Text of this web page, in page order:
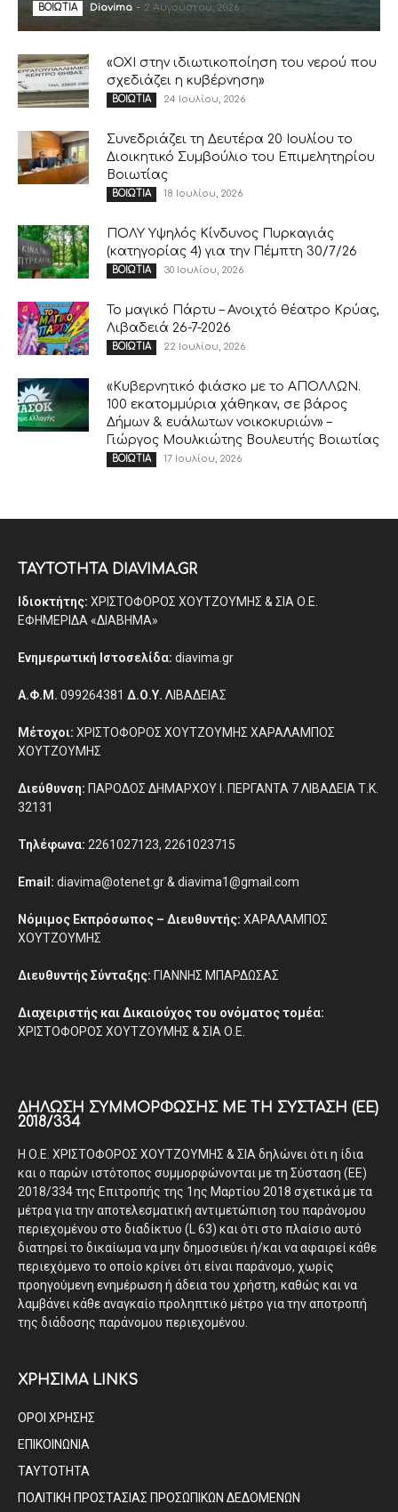
ΒΟΙΩΤΙΑ Diavima - 2 Αυγούστου, 2026
«ΟΧΙ στην ιδιωτικοποίηση του νερού που
σχεδιάζει η κυβέρνηση»
ΒΟΙΩΤΙΑ 24 Ιουλίου, 2026
Συνεδριάζει τη Δευτέρα 20 Ιουλίου το
Διοικητικό Συμβούλιο του Επιμελητηρίου
Βοιωτίας
ΒΟΙΩΤΙΑ 18 Ιουλίου, 2026
ΠΟΛΥ Υψηλός Κίνδυνος Πυρκαγιάς
(κατηγορίας 4) για την Πέμπτη 30/7/26
ΒΟΙΩΤΙΑ 30 Ιουλίου, 2026
Το μαγικό Πάρτυ – Ανοιχτό θέατρο Κρύας,
Λιβαδειά 26-7-2026
ΒΟΙΩΤΙΑ 22 Ιουλίου, 2026
«Κυβερνητικό φιάσκο με το ΑΠΟΛΛΩΝ.
100 εκατομμύρια χάθηκαν, σε βάρος
Δήμων & ευάλωτων νοικοκυριών» –
Γιώργος Μουλκιώτης Βουλευτής Βοιωτίας
ΒΟΙΩΤΙΑ 17 Ιουλίου, 2026
ΤΑΥΤΟΤΗΤΑ DIAVIMA.GR
Ιδιοκτήτης: ΧΡΙΣΤΟΦΟΡΟΣ ΧΟΥΤΖΟΥΜΗΣ & ΣΙΑ Ο.Ε.
ΕΦΗΜΕΡΙΔΑ «ΔΙΑΒΗΜΑ»
Ενημερωτική Ιστοσελίδα: diavima.gr
Α.Φ.Μ. 099264381 Δ.Ο.Υ. ΛΙΒΑΔΕΙΑΣ
Μέτοχοι: ΧΡΙΣΤΟΦΟΡΟΣ ΧΟΥΤΖΟΥΜΗΣ ΧΑΡΑΛΑΜΠΟΣ
ΧΟΥΤΖΟΥΜΗΣ
Διεύθυνση: ΠΑΡΟΔΟΣ ΔΗΜΑΡΧΟΥ Ι. ΠΕΡΓΑΝΤΑ 7 ΛΙΒΑΔΕΙΑ Τ.Κ.
32131
Τηλέφωνα: 2261027123, 2261023715
Email: diavima@otenet.gr & diavima1@gmail.com
Νόμιμος Εκπρόσωπος – Διευθυντής: ΧΑΡΑΛΑΜΠΟΣ
ΧΟΥΤΖΟΥΜΗΣ
Διευθυντής Σύνταξης: ΓΙΑΝΝΗΣ ΜΠΑΡΔΩΣΑΣ
Διαχειριστής και Δικαιούχος του ονόματος τομέα:
ΧΡΙΣΤΟΦΟΡΟΣ ΧΟΥΤΖΟΥΜΗΣ & ΣΙΑ Ο.Ε.
ΔΉΛΩΣΗ ΣΥΜΜΌΡΦΩΣΗΣ ΜΕ ΤΗ ΣΎΣΤΑΣΗ (ΕΕ)
2018/334
Η Ο.Ε. ΧΡΙΣΤΟΦΟΡΟΣ ΧΟΥΤΖΟΥΜΗΣ & ΣΙΑ δηλώνει ότι η ίδια
και ο παρών ιστότοπος συμμορφώνονται με τη Σύσταση (ΕΕ)
2018/334 της Επιτροπής της 1ης Μαρτίου 2018 σχετικά με τα
μέτρα για την αποτελεσματική αντιμετώπιση του παράνομου
περιεχομένου στο διαδίκτυο (L 63) και ότι στο πλαίσιο αυτό
διατηρεί το δικαίωμα να μην δημοσιεύει ή/και να αφαιρεί κάθε
περιεχόμενο το οποίο κρίνει ότι είναι παράνομο, χωρίς
προηγούμενη ενημέρωση ή άδεια του χρήστη, καθώς και να
λαμβάνει κάθε αναγκαίο προληπτικό μέτρο για την αποτροπή
της διάδοσης παράνομου περιεχομένου.
ΧΡΗΣΙΜΑ LINKS
ΟΡΟΙ ΧΡΗΣΗΣ
ΕΠΙΚΟΙΝΩΝΙΑ
ΤΑΥΤΟΤΗΤΑ
ΠΟΛΙΤΙΚΗ ΠΡΟΣΤΑΣΙΑΣ ΠΡΟΣΩΠΙΚΩΝ ΔΕΔΟΜΕΝΩΝ